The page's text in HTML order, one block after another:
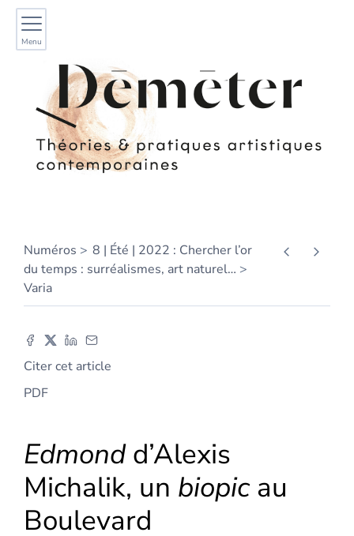
Menu
Numéros
8 | Été | 2022 : Chercher l’or
du temps : surréalismes, art naturel…
Varia
Citer cet article
PDF
Edmondd’Alexis
Michalik, un biopic au
Boulevard